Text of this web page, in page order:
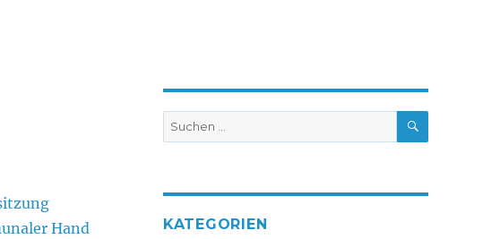
Hand
Suche
nach:
SUCHEN
KATEGORIEN